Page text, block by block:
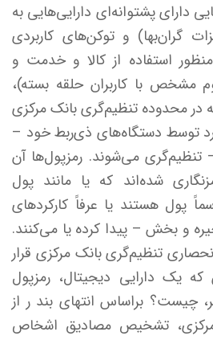
دارای پشتوانه‌ای دارایی‌هایی به
گران‌بها) و توکن‌های کاربردی
استفاده از کالا و خدمت و
مشخص با کاربران حلقه بسته)،
در محدوده تنظیم‌گری بانک مرکزی
توسط دستگاه‌های ذی‌ربط خود –
تنظیم‌گری می‌شوند. رمز‌پول‌ها آن
شده‌اند که یا مانند پول
پول هستند یا عرفاً کارکرد‌های
و بخش – پیدا کرده یا می‌کنند.
تنظیم‌گری بانک مرکزی قرار
یک دارایی دیجیتال، رمزپول
براساس انتهای بند ر از
مرکزی، تشخیص مصادیق اشخاص